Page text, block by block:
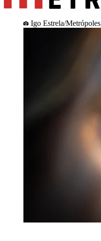
Igo Estrela/Metrópoles